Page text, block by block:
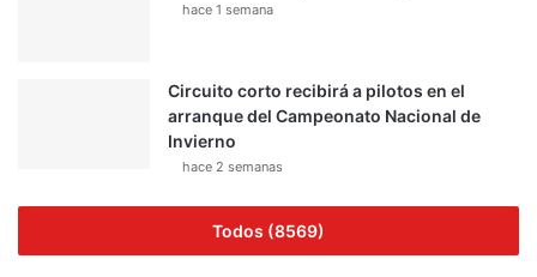
hace 1 semana
Circuito corto recibirá a pilotos en el
arranque del Campeonato Nacional de
Invierno
hace 2 semanas
Todos (8569)